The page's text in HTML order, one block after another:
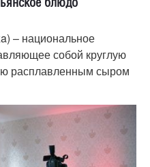
– национальное
собой круглую
расплавленным сыром